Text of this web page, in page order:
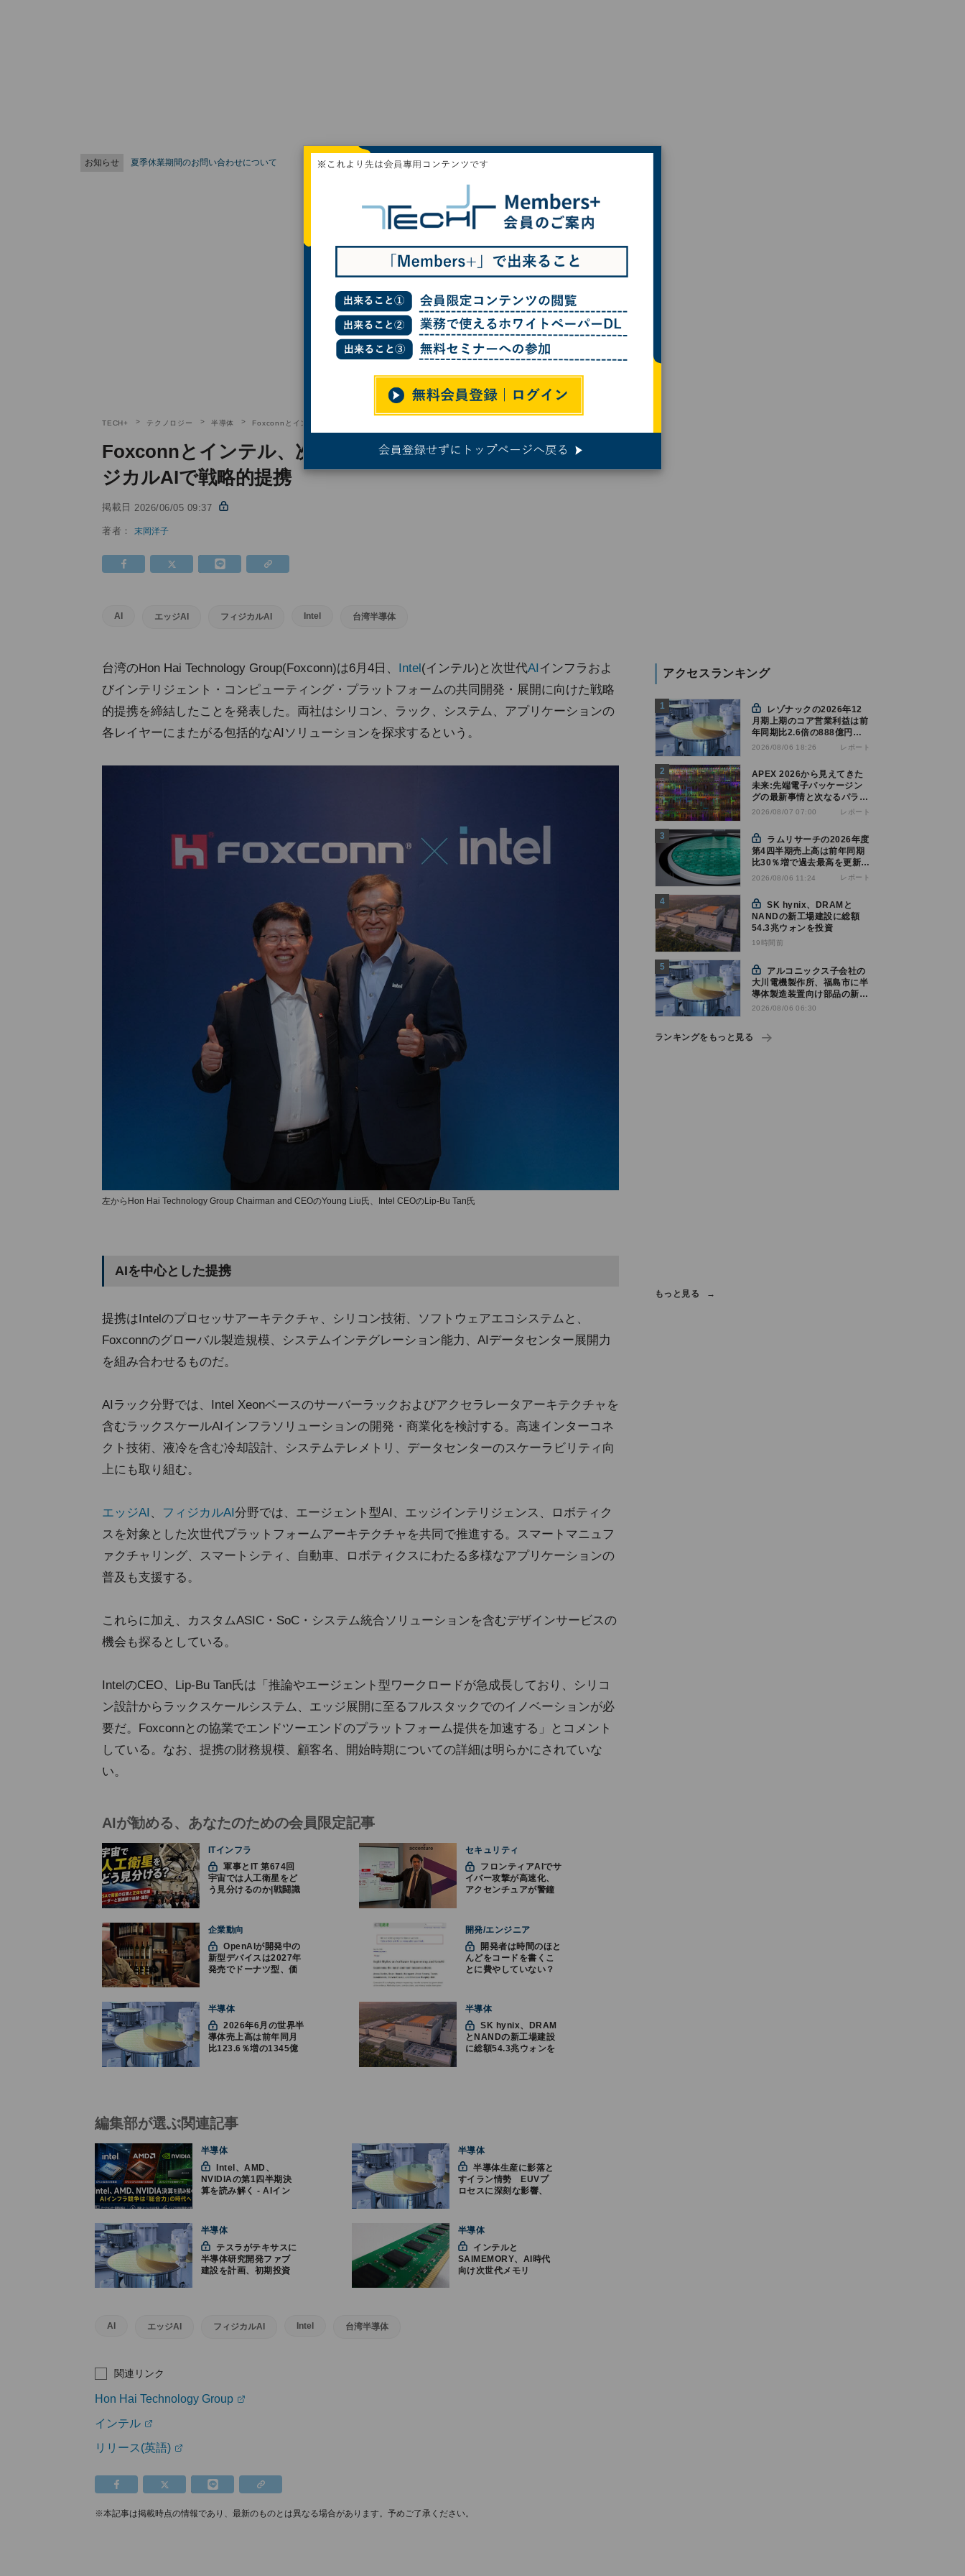
お知らせ 夏季休業期間のお問い合わせについて
TECH+ テクノロジー 半導体 Foxconnとインテル、次世代AIインフラ、エッジAI、フィジカルAIで戦略的提携
Foxconnとインテル、次世代AIインフラ、エッジAI、フィ
ジカルAIで戦略的提携
掲載日 2026/06/05 09:37
著者：末岡洋子
AI エッジAI フィジカルAI Intel 台湾半導体
台湾のHon Hai Technology Group(Foxconn)は6月4日、 Intel(インテル)と次世代AIインフラおよ
びインテリジェント・コンピューティング・プラットフォームの共同開発・展開に向けた戦略
的提携を締結したことを発表した。両社はシリコン、ラック、システム、アプリケーションの
各レイヤーにまたがる包括的なAIソリューションを探求するという。
左からHon Hai Technology Group Chairman and CEOのYoung Liu氏、Intel CEOのLip-Bu Tan氏
AIを中心とした提携
提携はIntelのプロセッサアーキテクチャ、シリコン技術、ソフトウェアエコシステムと、
Foxconnのグローバル製造規模、システムインテグレーション能力、AIデータセンター展開力
を組み合わせるものだ。
AIラック分野では、Intel Xeonベースのサーバーラックおよびアクセラレータアーキテクチャを
含むラックスケールAIインフラソリューションの開発・商業化を検討する。高速インターコネ
クト技術、液冷を含む冷却設計、システムテレメトリ、データセンターのスケーラビリティ向
上にも取り組む。
エッジAI 、 フィジカルAI分野では、エージェント型AI、エッジインテリジェンス、ロボティク
スを対象とした次世代プラットフォームアーキテクチャを共同で推進する。スマートマニュフ
ァクチャリング、スマートシティ、自動車、ロボティクスにわたる多様なアプリケーションの
普及も支援する。
これらに加え、カスタムASIC・SoC・システム統合ソリューションを含むデザインサービスの
機会も探るとしている。
IntelのCEO、Lip-Bu Tan氏は「推論やエージェント型ワークロードが急成長しており、シリコ
ン設計からラックスケールシステム、エッジ展開に至るフルスタックでのイノベーションが必
要だ。Foxconnとの協業でエンドツーエンドのプラットフォーム提供を加速する」とコメント
している。なお、提携の財務規模、顧客名、開始時期についての詳細は明らかにされていな
い。
AIが勧める、あなたのための会員限定記事
ITインフラ
軍事とIT 第674回
宇宙では人工衛星をど
う見分けるのか|戦闘識
セキュリティ
イバー攻撃が高速化、
アクセンチュアが警鐘
企業動向
OpenAIが開発中の
新型デバイスは2027年
発売でドーナツ型、価
開発/エンジニア
んどをコードを書くこ
とに費やしていない？
つの神話への賛否
半導体
2026年6月の世界半
導体売上高は前年同月
比123.6％増の1345億
半導体
SK hynix、DRAM
とNANDの新工場建設
に総額54.3兆ウォンを
アクセスランキング
月期上期のコア営業利益は前
年同期比2.6倍の888億円、
AI向け半導体材料が好調
2026/08/06 18:26 レポート
APEX 2026から見えてきた
未来:先端電子パッケージン
グの最新事情と次なるパラダ
イムシフト
2026/08/07 07:00 レポート
第4四半期売上高は前年同期
比30％増で過去最高を更新、
NAND関連が好調
2026/08/06 11:24 レポート
SK hynix、DRAMと
NANDの新工場建設に総額
54.3兆ウォンを投資
19時間前
大川電機製作所、福島市に半
導体製造装置向け部品の新工
場建設を決定
2026/08/06 06:30
ランキングをもっと見る
もっと見る
編集部が選ぶ関連記事
半導体
NVIDIAの第1四半期決
算を読み解く - AIイン
半導体
半導体生産に影落と
すイラン情勢 EUVプ
ロセスに深刻な影響、
半導体
半導体研究開発ファブ
建設を計画、初期投資
半導体
SAIMEMORY、AI時代
向け次世代メモリ
AI エッジAI フィジカルAI Intel 台湾半導体
関連リンク
Hon Hai Technology Group
インテル
リリース(英語)
※本記事は掲載時点の情報であり、最新のものとは異なる場合があります。予めご了承ください。